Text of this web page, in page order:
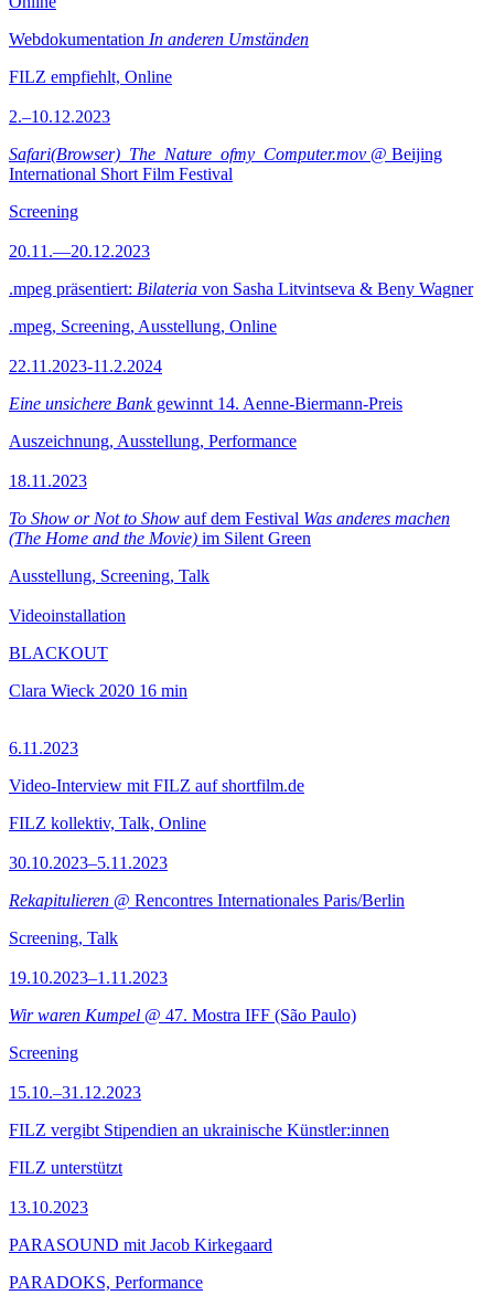
Webdokumentation In anderen Umständen
FILZ empfiehlt, Online
2.–10.12.2023
Safari(Browser)_The_Nature_ofmy_Computer.mov @ Beijing
International Short Film Festival
Screening
20.11.—20.12.2023
.mpeg präsentiert: Bilateria von Sasha Litvintseva & Beny Wagner
.mpeg, Screening, Ausstellung, Online
22.11.2023-11.2.2024
Eine unsichere Bankgewinnt 14. Aenne-Biermann-Preis
Auszeichnung, Ausstellung, Performance
18.11.2023
To Show or Not to Show auf dem Festival Was anderes machen
(The Home and the Movie) im Silent Green
Ausstellung, Screening, Talk
Videoinstallation
BLACKOUT
Clara Wieck 2020 16 min
6.11.2023
Video-Interview mit FILZ auf shortfilm.de
FILZ kollektiv, Talk, Online
30.10.2023–5.11.2023
Rekapitulieren @ Rencontres Internationales Paris/Berlin
Screening, Talk
19.10.2023–1.11.2023
Wir waren Kumpel @ 47. Mostra IFF (São Paulo)
Screening
15.10.–31.12.2023
FILZ vergibt Stipendien an ukrainische Künstler:innen
FILZ unterstützt
13.10.2023
PARASOUND mit Jacob Kirkegaard
PARADOKS, Performance